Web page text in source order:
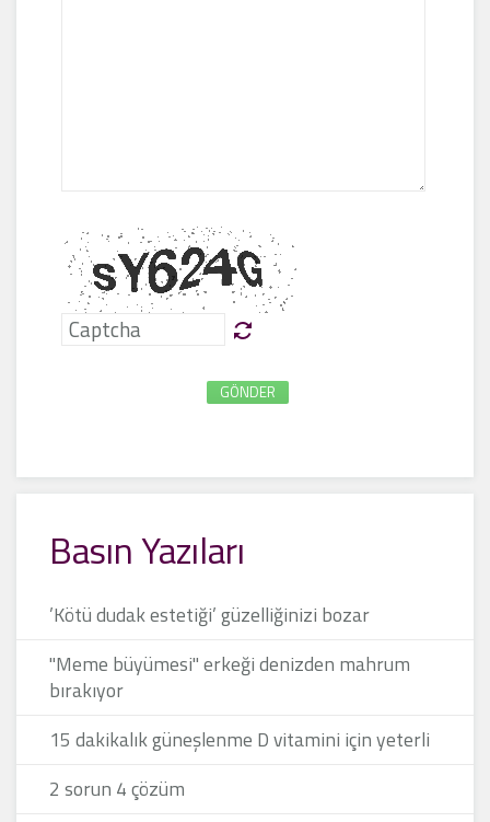
GÖNDER
Basın Yazıları
’Kötü dudak estetiği’ güzelliğinizi bozar
"Meme büyümesi" erkeği denizden mahrum
bırakıyor
15 dakikalık güneşlenme D vitamini için yeterli
2 sorun 4 çözüm